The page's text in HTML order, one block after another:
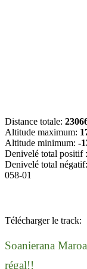
Distance totale:
Altitude maximum:
Altitude minimum: -
Denivelé total positif :
Denivelé total négatif:
058-01
Télécharger le track:
Soanierana
régal!!